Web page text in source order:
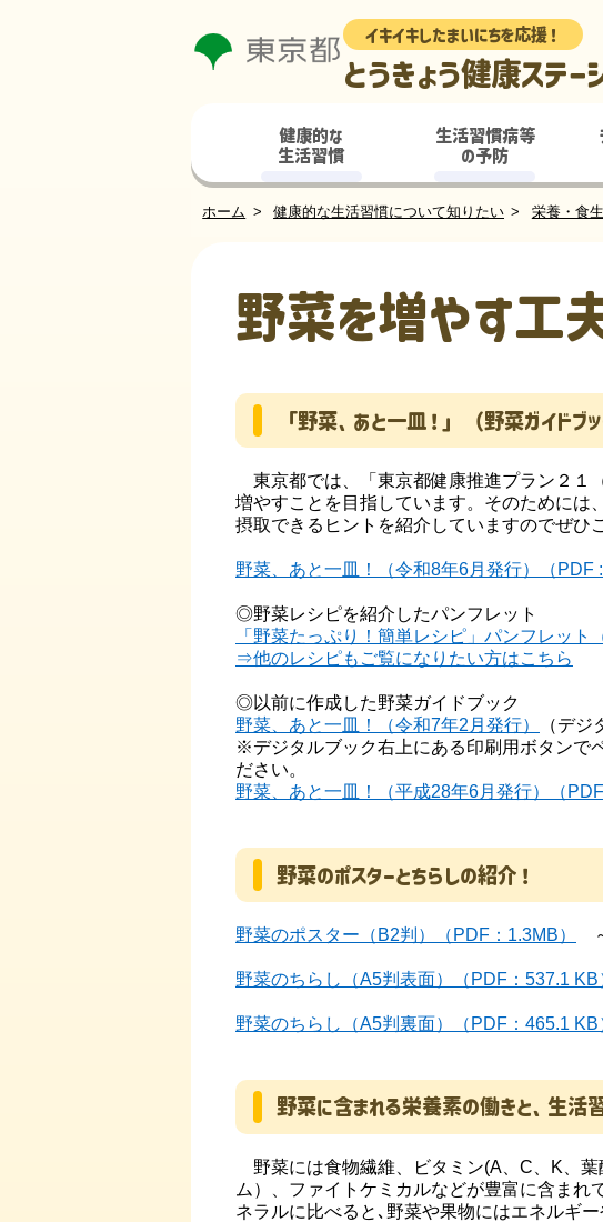
イキイキしたまいにちを応援！
とうきょう健康ステー
健康的な
生活習慣
生活習慣病等
の予防
ホーム 健康的な生活習慣について知りたい 栄養・食
野菜を増やす工
「野菜、あと一皿！」（野菜ガイドブ
東京都では、「東京都健康推進プラン２１
増やすことを目指しています。そのためには
摂取できるヒントを紹介していますのでぜ
野菜、あと一皿！（令和8年6月発行）（PDF :
◎野菜レシピを紹介したパンフレット
「野菜たっぷり！簡単レシピ」パンフレット
⇒他のレシピもご覧になりたい方はこちら
◎以前に作成した野菜ガイドブック
野菜、あと一皿！（令和7年2月発行）
（デジ
※デジタルブック右上にある印刷用ボタンで
ださい。
野菜、あと一皿！（平成28年6月発行）（PDF
野菜のポスターとちらしの紹介！
野菜のポスター（B2判）（PDF：1.3MB）
野菜のちらし（A5判表面）（PDF：537.1 KB
野菜のちらし（A5判裏面）（PDF：465.1 KB
野菜に含まれる栄養素の働きと、生活
野菜には食物繊維、ビタミン(A、C、K、
ム）、ファイトケミカルなどが豊富に含まれ
ネラルに比べると､野菜や果物にはエネルギ